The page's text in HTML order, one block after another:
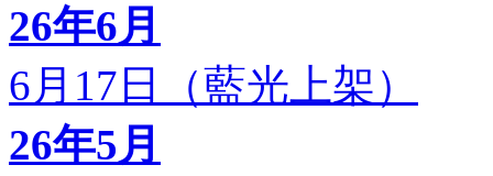
26年6月
6月17日（藍光上架）
26年5月